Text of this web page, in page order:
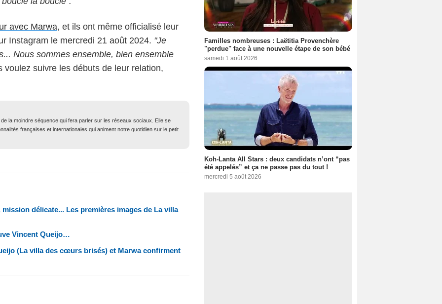
avec Marwa, et ils ont même officialisé leur
Instagram le mercredi 21 août 2024. "Je
Nous sommes ensemble, bien ensemble
voulez suivre les débuts de leur relation,
la moindre séquence qui fera parler sur les réseaux sociaux. Elle se
françaises et internationales qui animent notre quotidien sur le petit
délicate... Les premières images de La villa
Vincent Queijo…
(La villa des cœurs brisés) et Marwa confirment
Familles nombreuses : Laëtitia Provenchère
"perdue" face à une nouvelle étape de son bébé
samedi 1 août 2026
Koh-Lanta All Stars : deux candidats n’ont “pas
été appelés” et ça ne passe pas du tout !
mercredi 5 août 2026